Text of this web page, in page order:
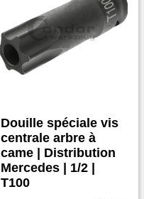
Douille spéciale vis
centrale arbre à
came | Distribution
Mercedes | 1/2 |
T100